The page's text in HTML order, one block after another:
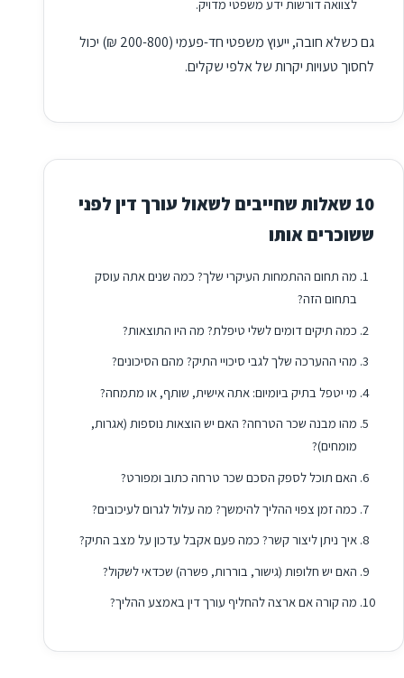
לצוואה דורשות ידע משפטי מדויק.
גם כשלא חובה, ייעוץ משפטי חד-פעמי (200-800 ₪) יכול
לחסוך טעויות יקרות של אלפי שקלים.
10 שאלות שחייבים לשאול עורך דין לפני
ששוכרים אותו
מה תחום ההתמחות העיקרי שלך? כמה שנים אתה עוסק
בתחום הזה?
כמה תיקים דומים לשלי טיפלת? מה היו התוצאות?
מהי ההערכה שלך לגבי סיכויי התיק? מהם הסיכונים?
מי יטפל בתיק ביומיום: אתה אישית, שותף, או מתמחה?
מהו מבנה שכר הטרחה? האם יש הוצאות נוספות (אגרות,
מומחים)?
האם תוכל לספק הסכם שכר טרחה כתוב ומפורט?
כמה זמן צפוי ההליך להימשך? מה עלול לגרום לעיכובים?
איך ניתן ליצור קשר? כמה פעם אקבל עדכון על מצב התיק?
האם יש חלופות (גישור, בוררות, פשרה) שכדאי לשקול?
מה קורה אם ארצה להחליף עורך דין באמצע ההליך?